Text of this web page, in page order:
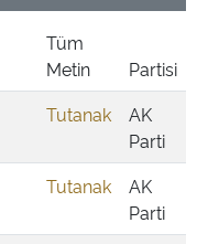
Tüm
Metin
Partisi
Tutanak
AK
Parti
Tutanak
AK
Parti